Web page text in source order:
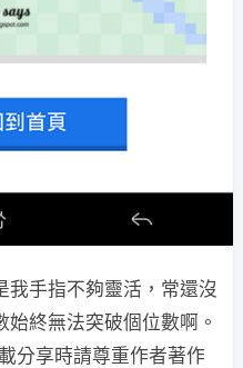
我手指不夠靈活，常還沒
終無法突破個位數啊。
分享時請尊重作者著作